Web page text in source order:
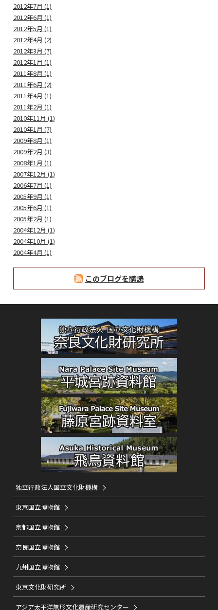
2012年7月 (1)
2012年6月 (1)
2012年5月 (1)
2012年4月 (2)
2012年3月 (7)
2012年1月 (1)
2011年8月 (1)
2011年6月 (2)
2011年4月 (1)
2011年2月 (1)
2010年11月 (1)
2010年1月 (7)
2009年8月 (1)
2009年2月 (3)
2008年1月 (1)
2007年12月 (1)
2006年7月 (1)
2005年9月 (1)
2005年6月 (1)
2005年2月 (1)
2004年12月 (1)
2004年10月 (1)
2004年4月 (1)
このブログを購読
独立行政法人国立文化財機構
東京国立博物館
京都国立博物館
奈良国立博物館
九州国立博物館
東京文化財研究所
アジア太平洋無形文化遺産研究センター